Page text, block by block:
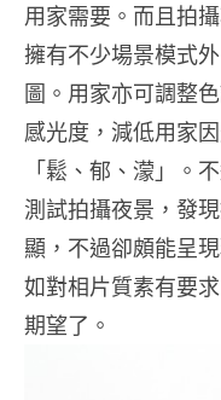
用家需要。而且拍
擁有不少場景模式
圖。用家亦可調整
感光度，減低用家
「鬆、郁、濛」。
測試拍攝夜景，發
顯，不過卻頗能呈
如對相片質素有要
期望了。